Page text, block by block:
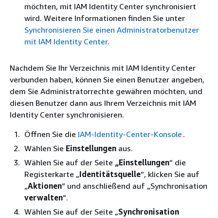
möchten, mit IAM Identity Center synchronisiert
wird. Weitere Informationen finden Sie unter
Synchronisieren Sie einen Administratorbenutzer
mit IAM Identity Center.
Nachdem Sie Ihr Verzeichnis mit IAM Identity Center
verbunden haben, können Sie einen Benutzer angeben,
dem Sie Administratorrechte gewähren möchten, und
diesen Benutzer dann aus Ihrem Verzeichnis mit IAM
Identity Center synchronisieren.
Öffnen Sie die IAM-Identity-Center-Konsole .
Wählen Sie Einstellungen aus.
Wählen Sie auf der Seite „Einstellungen“ die
Registerkarte „Identitätsquelle“, klicken Sie auf
„Aktionen“ und anschließend auf „Synchronisation
verwalten“.
Wählen Sie auf der Seite „Synchronisation